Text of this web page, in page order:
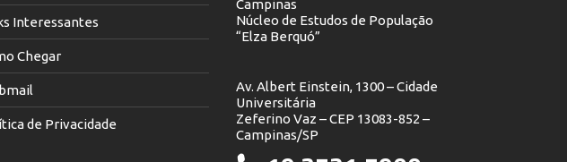
Interessantes
Chegar
de Privacidade
Campinas
Núcleo de Estudos de População
“Elza Berquó”
Av. Albert Einstein, 1300 – Cidade
Universitária
Zeferino Vaz – CEP 13083-852 –
Campinas/SP